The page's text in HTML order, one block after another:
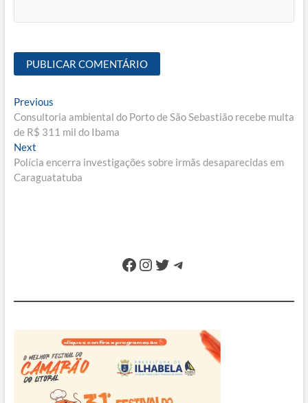
Navegação
de
Post
PreviousPrevious
post:
Consultoria ambiental do Porto de São Sebastião recebe multa
de R$ 311 mil do Ibama
NextNext
post:
Polícia encerra investigações sobre irmãs desaparecidas em
Caraguatatuba
Facebook
Instagram
Twitter
Telegram